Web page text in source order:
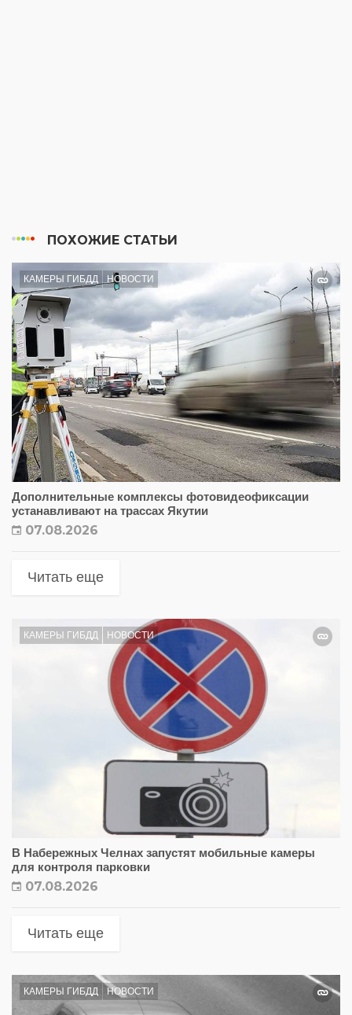
ПОХОЖИЕ СТАТЬИ
КАМЕРЫ ГИБДД НОВОСТИ
Дополнительные комплексы фотовидеофиксации
устанавливают на трассах Якутии
07.08.2026
Читать еще
КАМЕРЫ ГИБДД НОВОСТИ
В Набережных Челнах запустят мобильные камеры
для контроля парковки
07.08.2026
Читать еще
КАМЕРЫ ГИБДД НОВОСТИ